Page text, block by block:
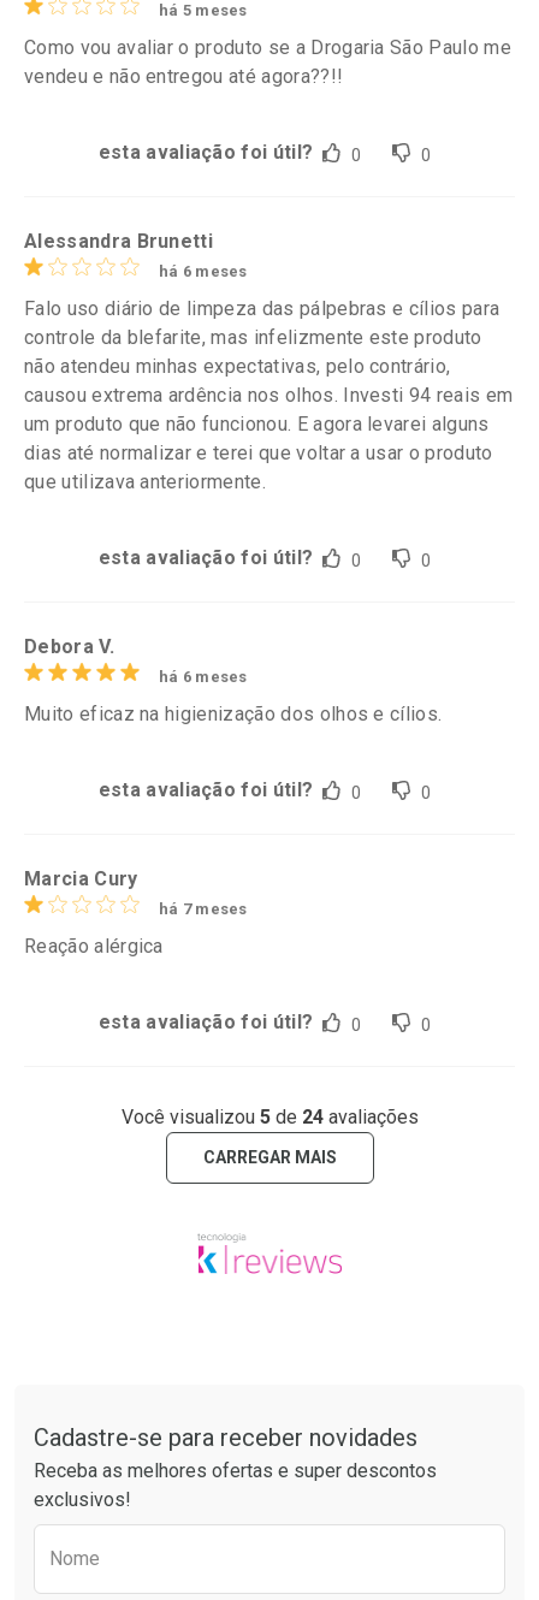
há 5 meses
Como vou avaliar o produto se a Drogaria São Paulo me
vendeu e não entregou até agora??!!
esta avaliação foi útil? 0 0
Alessandra Brunetti
há 6 meses
Falo uso diário de limpeza das pálpebras e cílios para
controle da blefarite, mas infelizmente este produto
não atendeu minhas expectativas, pelo contrário,
causou extrema ardência nos olhos. Investi 94 reais em
um produto que não funcionou. E agora levarei alguns
dias até normalizar e terei que voltar a usar o produto
que utilizava anteriormente.
esta avaliação foi útil? 0 0
Debora V.
há 6 meses
Muito eficaz na higienização dos olhos e cílios.
esta avaliação foi útil? 0 0
Marcia Cury
há 7 meses
Reação alérgica
esta avaliação foi útil? 0 0
Você visualizou 5de 24avaliações
CARREGAR MAIS
Cadastre-se para receber novidades
Receba as melhores ofertas e super descontos
exclusivos!
Nome